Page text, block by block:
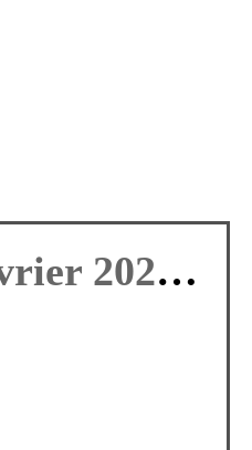
Brunch littéraire - Février 2026
Le Mardi 09 déc